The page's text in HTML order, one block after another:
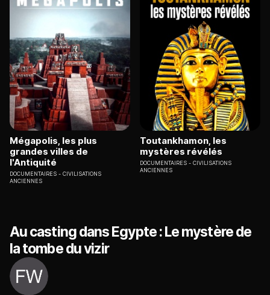
Mégapolis, les plus
grandes villes de
l'Antiquité
DOCUMENTAIRES
CIVILISATIONS
ANCIENNES
Toutankhamon, les
mystères révélés
DOCUMENTAIRES
CIVILISATIONS
ANCIENNES
Au casting dans Egypte : Le mystère de
la tombe du vizir